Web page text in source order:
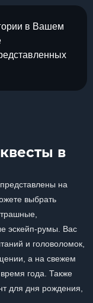
в Вашем
в
на
выбрать
эскейп-румы. Вас
и головоломок,
а на свежем
года. Также
для дня рождения,